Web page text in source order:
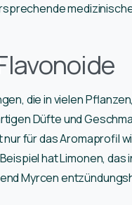
die in vielen
Düfte und
für das Aromaprofil
hat Limonen, das
Myrcen